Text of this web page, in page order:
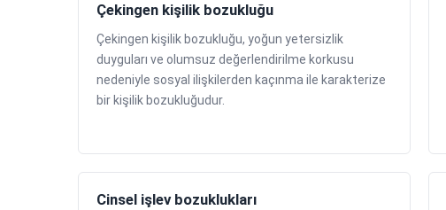
Çekingen kişilik bozukluğu
Çekingen kişilik bozukluğu, yoğun yetersizlik
duyguları ve olumsuz değerlendirilme korkusu
nedeniyle sosyal ilişkilerden kaçınma ile karakterize
bir kişilik bozukluğudur.
Cinsel işlev bozuklukları